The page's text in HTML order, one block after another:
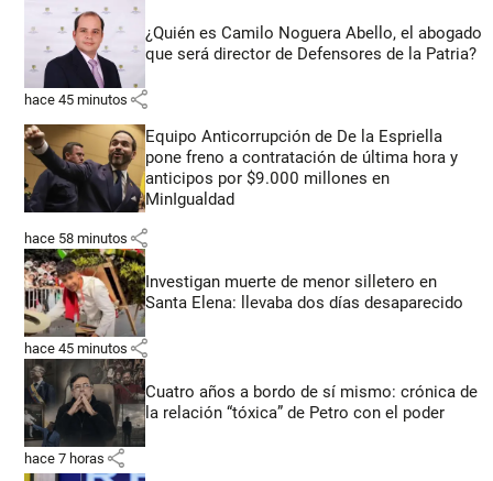
¿Quién es Camilo Noguera Abello, el abogado
que será director de Defensores de la Patria?
hace 45 minutos share
Equipo Anticorrupción de De la Espriella
pone freno a contratación de última hora y
anticipos por $9.000 millones en
MinIgualdad
hace 58 minutos share
Investigan muerte de menor silletero en
Santa Elena: llevaba dos días desaparecido
hace 45 minutos share
Cuatro años a bordo de sí mismo: crónica de
la relación “tóxica” de Petro con el poder
hace 7 horas share